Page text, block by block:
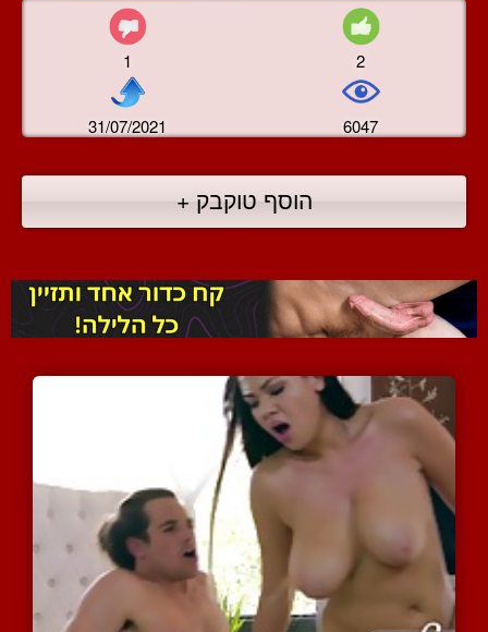
1 2
31/07/2021 6047
הוסף טוקבק +